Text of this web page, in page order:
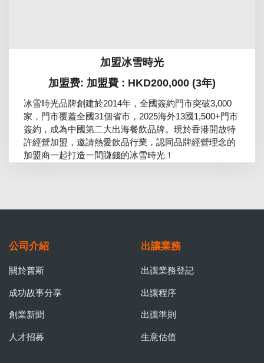
加盟冰雪時光
加盟费: 加盟費 : HKD200,000 (3年)
冰雪時光品牌創建於2014年，全國簽約門市突破3,000
家，門市覆蓋全國31個省市，2025海外13國1,500+門市
簽約，成為中國第二大出海餐飲品牌。現於香港開放特
許經營加盟，邀請熱愛飲品行業，認同品牌經營理念的
加盟商一起打造一間賺錢的冰雪時光！
公司介紹
關於普斯
成功故事分享
創業新聞
人才招募
出讓業務
出讓業務登記
出讓程序
出讓準則
生意估值